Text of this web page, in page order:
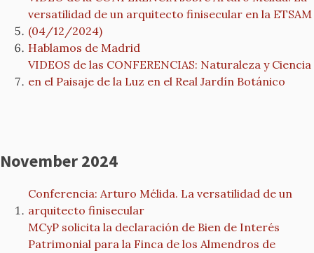
versatilidad de un arquitecto finisecular en la ETSAM
(04/12/2024)
Hablamos de Madrid
VIDEOS de las CONFERENCIAS: Naturaleza y Ciencia
en el Paisaje de la Luz en el Real Jardín Botánico
November 2024
Conferencia: Arturo Mélida. La versatilidad de un
arquitecto finisecular
MCyP solicita la declaración de Bien de Interés
Patrimonial para la Finca de los Almendros de